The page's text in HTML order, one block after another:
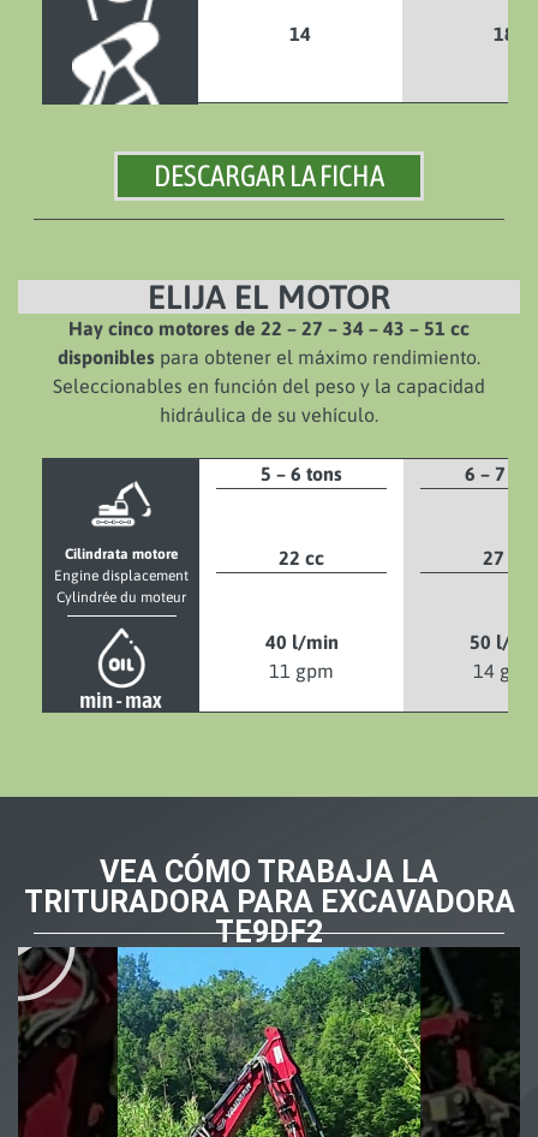
14 18
DESCARGAR LA FICHA
ELIJA EL MOTOR
Hay cinco motores de 22 – 27 – 34 – 43 – 51 cc
disponibles para obtener el máximo rendimiento.
Seleccionables en función del peso y la capacidad
hidráulica de su vehículo.
Cilindrata motore
Engine displacement
Cylindrée du moteur
5 – 6 tons
22 cc
40 l/min
11 gpm
6 – 7
27 cc
50 l/
14 gpm
VEA CÓMO TRABAJA LA
TRITURADORA PARA EXCAVADORA
TE9DF2